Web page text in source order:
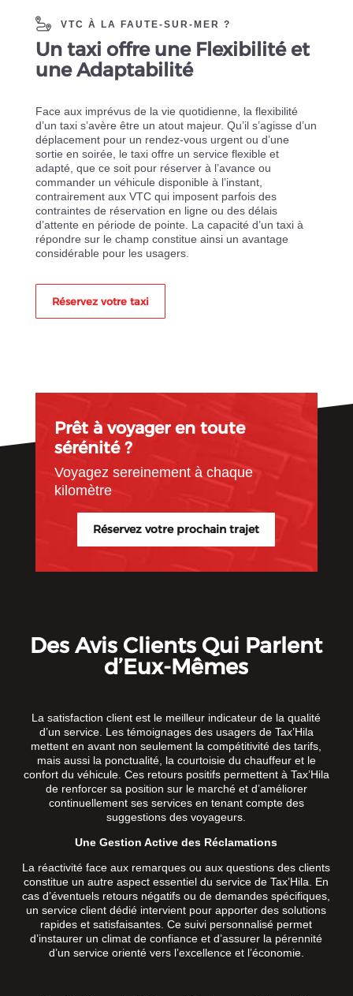
VTC À LA FAUTE-SUR-MER ?
Un taxi offre une Flexibilité et
une Adaptabilité
Face aux imprévus de la vie quotidienne, la flexibilité
d’un taxi s’avère être un atout majeur. Qu’il s’agisse d’un
déplacement pour un rendez-vous urgent ou d’une
sortie en soirée, le taxi offre un service flexible et
adapté, que ce soit pour réserver à l’avance ou
commander un véhicule disponible à l’instant,
contrairement aux VTC qui imposent parfois des
contraintes de réservation en ligne ou des délais
d’attente en période de pointe. La capacité d’un taxi à
répondre sur le champ constitue ainsi un avantage
considérable pour les usagers.
Réservez votre taxi
Prêt à voyager en toute
sérénité ?
Voyagez sereinement à chaque
kilomètre
Réservez votre prochain trajet
Des Avis Clients Qui Parlent
d’Eux-Mêmes
La satisfaction client est le meilleur indicateur de la qualité
d’un service. Les témoignages des usagers de Tax’Hila
mettent en avant non seulement la compétitivité des tarifs,
mais aussi la ponctualité, la courtoisie du chauffeur et le
confort du véhicule. Ces retours positifs permettent à Tax’Hila
de renforcer sa position sur le marché et d’améliorer
continuellement ses services en tenant compte des
suggestions des voyageurs.
Une Gestion Active des Réclamations
La réactivité face aux remarques ou aux questions des clients
constitue un autre aspect essentiel du service de Tax’Hila. En
cas d’éventuels retours négatifs ou de demandes spécifiques,
un service client dédié intervient pour apporter des solutions
rapides et satisfaisantes. Ce suivi personnalisé permet
d’instaurer un climat de confiance et d’assurer la pérennité
d’un service orienté vers l’excellence et l’économie.